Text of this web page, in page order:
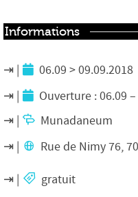
Informations
06.09 > 09.09.2018
Ouverture : 06.09
Munadaneum
Rue de Nimy 76,
gratuit